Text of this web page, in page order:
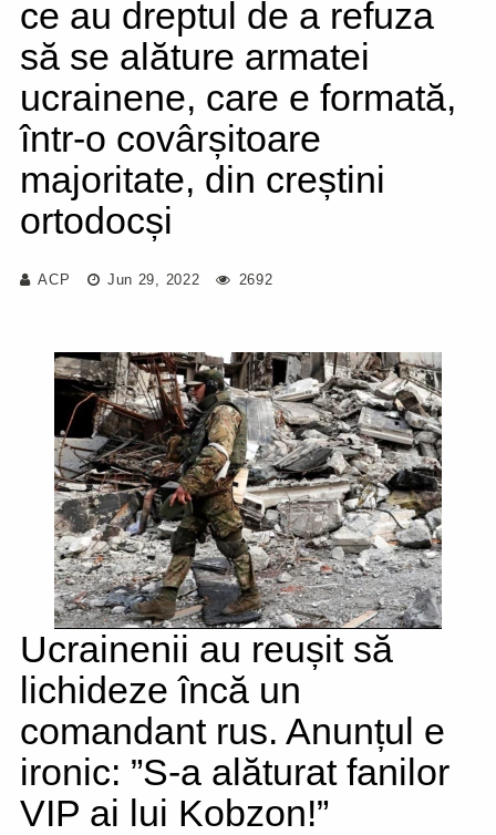
ce au dreptul de a refuza
să se alăture armatei
ucrainene, care e formată,
într-o covârșitoare
majoritate, din creștini
ortodocși
ACP Jun 29, 2022 2692
Ucrainenii au reușit să
lichideze încă un
comandant rus. Anunțul e
ironic: ”S-a alăturat fanilor
VIP ai lui Kobzon!”